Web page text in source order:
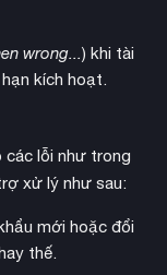
chơi xây
truyện độc đáo
sẽ ảnh hưởng
các siêu sao
wrong...) khi tài
kích hoạt.
các lỗi như trong
xử lý như sau:
mới hoặc đổi
thế.